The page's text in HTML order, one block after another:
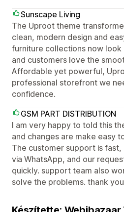
Sunscape Living
The Uproot theme
clean, modern design and
furniture collections now look
and customers love the
Affordable yet powerful,
professional storefront we
confidence.
GSM PART DISTRIBUTION
I am very happy to told this
and changes are make easy
The customer support is fast,
via WhatsApp, and our
quickly. support team also
solve the problems. thank you